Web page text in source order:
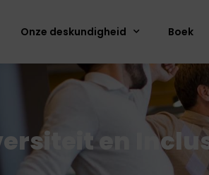
Onze deskundigheid Boek
en